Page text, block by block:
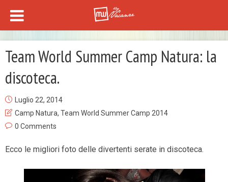
Team World Summer Camp Natura: la
discoteca.
Luglio 22, 2014
Camp Natura, Team World Summer Camp 2014
0 Comments
Ecco le migliori foto delle divertenti serate in discoteca.